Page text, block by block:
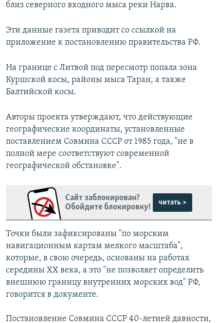
близ северного входного мыса реки Нарва.
Эти данные газета приводит со ссылкой на
приложение к постановлению правительства РФ.
На границе с Литвой под пересмотр попала зона
Куршской косы, районы мыса Таран, а также
Балтийской косы.
Авторы проекта утверждают, что действующие
географические координаты, установленные
поставлением Совмина СССР от 1985 года, "не в
полной мере соответствуют современной
географической обстановке".
Сайт заблокирован?
Обойдите блокировку!
читать >
Точки были зафиксированы "по морским
навигационным картам мелкого масштаба",
которые, в свою очередь, основаны на работах
середины XX века, а это "не позволяет определить
внешнюю границу внутренних морских вод" РФ,
говорится в документе.
Постановление Совмина СССР 40-летней давности,